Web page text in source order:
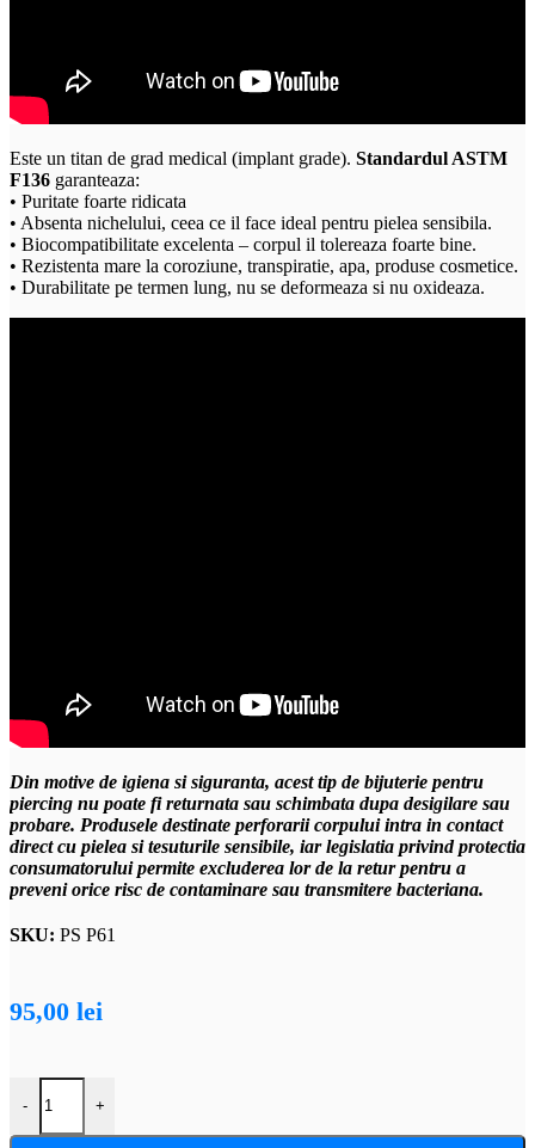
Este un titan de grad medical (implant grade). Standardul ASTM
F136 garanteaza:
• Puritate foarte ridicata
• Absenta nichelului, ceea ce il face ideal pentru pielea sensibila.
• Biocompatibilitate excelenta – corpul il tolereaza foarte bine.
• Rezistenta mare la coroziune, transpiratie, apa, produse cosmetice.
• Durabilitate pe termen lung, nu se deformeaza si nu oxideaza.
Din motive de igiena si siguranta, acest tip de bijuterie pentru
piercing nu poate fi returnata sau schimbata dupa desigilare sau
probare. Produsele destinate perforarii corpului intra in contact
direct cu pielea si tesuturile sensibile, iar legislatia privind protectia
consumatorului permite excluderea lor de la retur pentru a
preveni orice risc de contaminare sau transmitere bacteriana.
SKU: PS P61
95,00 lei
-
Cantitate Piercing labret argintiu din titan cu cristale marquise si
+